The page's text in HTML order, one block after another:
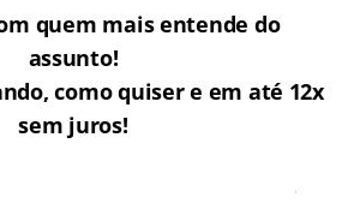
quem mais entende do
assunto!
como quiser e em até 12x
sem juros!